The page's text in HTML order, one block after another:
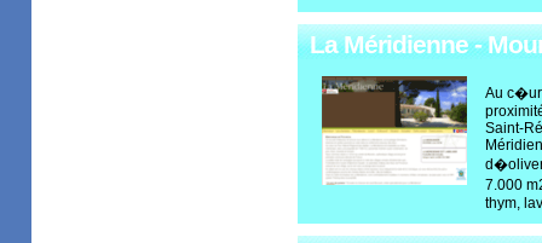
La Méridienne -
Au c�ur
Saint-
7.000
thym,